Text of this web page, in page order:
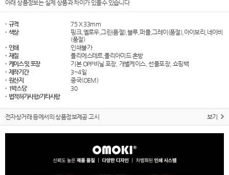
아래 상품정보는 실제 상품과 차이가 있을수 있습니다
· 규격
75 X 33mm
· 색상
핑크,옐로우,그린(품절),블루,퍼플,그레이(품절),아이보리,네이비
(품절)
· 인쇄
인쇄불가
· 재질
폴리에스테르,폴리아미드 혼방
· 케이스 및 포장
기본 OPP비닐 포장, 개별케이스, 선물포장, 쇼핑백
· 제작기간
3~4일
· 원산지
중국(OEM)
· 1박스당
30
· 법적허가사항/기타사항
전자상거래 등에서의 상품정보제공 고시 보기